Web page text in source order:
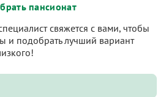
пансионат
свяжется с вами, чтобы
и подобрать лучший вариант